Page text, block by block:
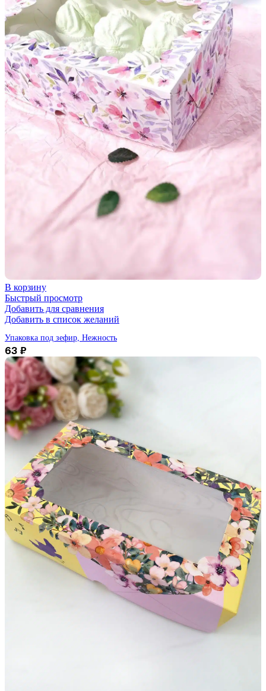
В корзину
Быстрый просмотр
Добавить для сравнения
Добавить в список желаний
Упаковка под зефир, Нежность
63 ₽